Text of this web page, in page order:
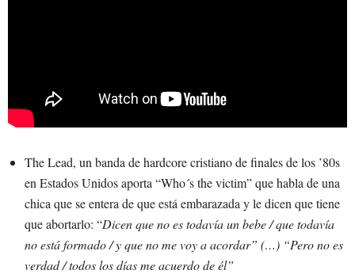
The Lead, un banda de hardcore cristiano de finales de los ’80s
en Estados Unidos aporta “Who´s the victim” que habla de una
chica que se entera de que está embarazada y le dicen que tiene
que abortarlo: “Dicen que no es todavía un bebe / que todavía
no está formado / y que no me voy a acordar” (…) “Pero no es
verdad / todos los días me acuerdo de él”